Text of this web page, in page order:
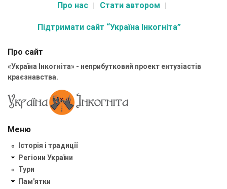
Про нас Стати автором
Підтримати сайт “Україна Інкогніта”
Про сайт
«Україна Інкогніта» - неприбутковий проект ентузіастів
краєзнавства.
Меню
Історія і традиції
Регіони України
Тури
Пам'ятки